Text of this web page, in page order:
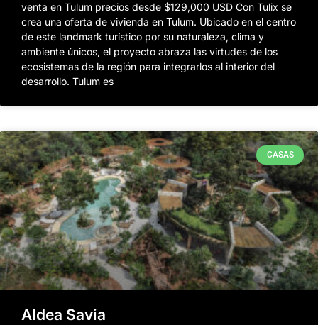
venta en Tulum precios desde $129,000 USD Con Tulix se
crea una oferta de vivienda en Tulum. Ubicado en el centro
de este landmark turístico por su naturaleza, clima y
ambiente únicos, el proyecto abraza las virtudes de los
ecosistemas de la región para integrarlos al interior del
desarrollo. Tulum es
CASAS
Aldea Savia